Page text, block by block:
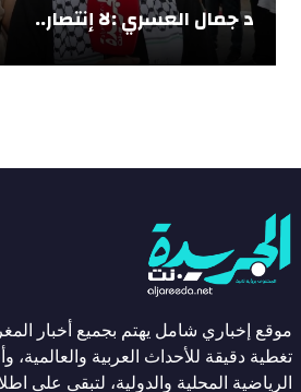
د جمال العسري :لا إنتصار..
موقع إخباري شامل يهتم بجميع أخبار
تغطية دقيقة للأحداث العربية
الرياضية المحلية والدولية، لتبقى على